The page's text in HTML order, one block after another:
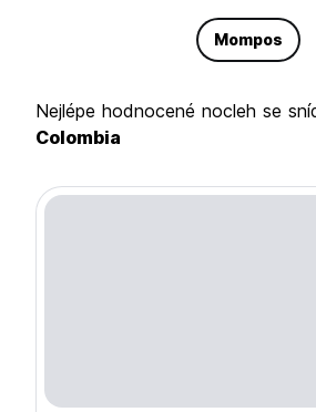
Mompos
Nejlépe hodnocené nocleh se
Colombia